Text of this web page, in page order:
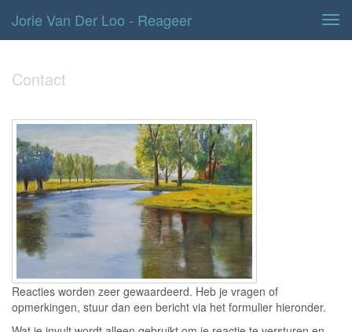
Jorie Van Der Loo - Reageer
Contact
Reacties worden zeer gewaardeerd. Heb je vragen of
opmerkingen, stuur dan een bericht via het formulier hieronder.